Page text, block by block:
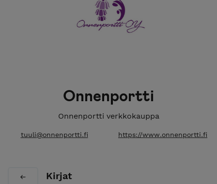
Onnenportti
Onnenportti verkkokauppa
tuuli@onnenportti.fi https://www.onnenportti.fi
Kirjat